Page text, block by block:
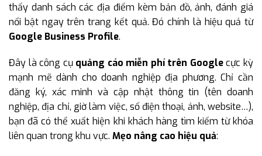
thấy danh sách các địa điểm kèm bản đồ, ảnh, đánh giá
nổi bật ngay trên trang kết quả. Đó chính là hiệu quả từ
Google Business Profile.
Đây là công cụ quảng cáo miễn phí trên Googlecực kỳ
mạnh mẽ dành cho doanh nghiệp địa phương. Chỉ cần
đăng ký, xác minh và cập nhật thông tin (tên doanh
nghiệp, địa chỉ, giờ làm việc, số điện thoại, ảnh, website…),
bạn đã có thể xuất hiện khi khách hàng tìm kiếm từ khóa
liên quan trong khu vực. Mẹo nâng cao hiệu quả: